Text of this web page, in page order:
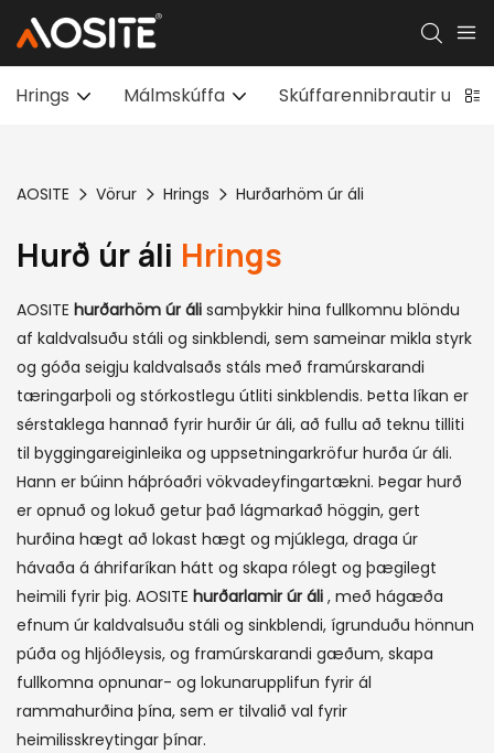
Hrings Málmskúffa Skúffarennibrautir undir
AOSITE Vörur Hrings Hurðarhöm úr áli
Hurð úr áli Hrings
AOSITE hurðarhöm úr áli samþykkir hina fullkomnu blöndu
af kaldvalsuðu stáli og sinkblendi, sem sameinar mikla styrk
og góða seigju kaldvalsaðs stáls með framúrskarandi
tæringarþoli og stórkostlegu útliti sinkblendis. Þetta líkan er
sérstaklega hannað fyrir hurðir úr áli, að fullu að teknu tilliti
til byggingareiginleika og uppsetningarkröfur hurða úr áli.
Hann er búinn háþróaðri vökvadeyfingartækni. Þegar hurð
er opnuð og lokuð getur það lágmarkað höggin, gert
hurðina hægt að lokast hægt og mjúklega, draga úr
hávaða á áhrifaríkan hátt og skapa rólegt og þægilegt
heimili fyrir þig. AOSITE hurðarlamir úr áli , með hágæða
efnum úr kaldvalsuðu stáli og sinkblendi, ígrunduðu hönnun
púða og hljóðleysis, og framúrskarandi gæðum, skapa
fullkomna opnunar- og lokunarupplifun fyrir ál
rammahurðina þína, sem er tilvalið val fyrir
heimilisskreytingar þínar.